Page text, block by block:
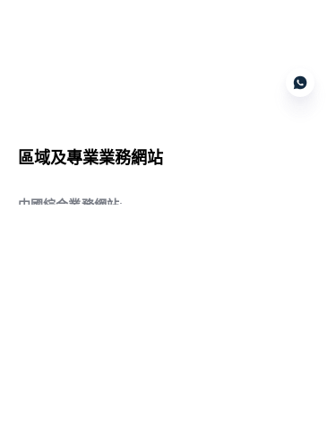
區域及專業業務網站
中國綜合業務網站: